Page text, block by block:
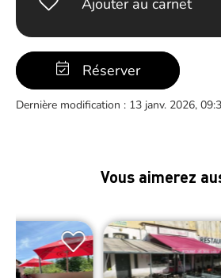
Ajouter au carnet
Réserver
Dernière modification : 13 janv. 2026,
Vous aimerez